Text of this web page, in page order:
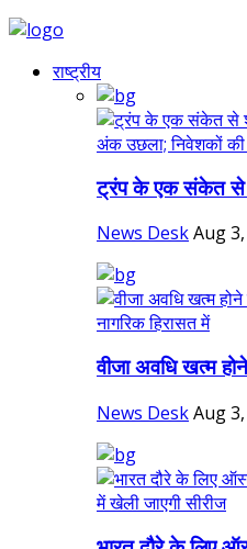
राष्ट्रीय
ट्रंप के एक संकेत से
News DeskAug
वीजा अवधि खत्म
News DeskAug